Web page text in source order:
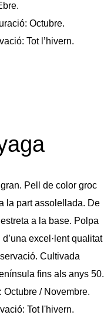
Octubre.
Tot l’hivern.
Pell de color groc
la part assolellada. De
a la base. Polpa
excel·lent qualitat
Cultivada
fins als anys 50.
Octubre / Novembre.
Tot l'hivern.